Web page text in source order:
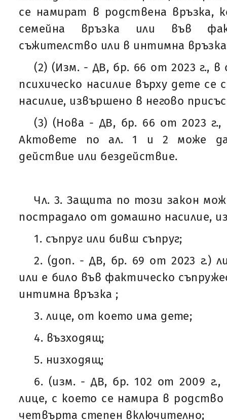
се намират в родствена връзка,
семейна връзка или във
съжителство или в интимна
(2) (Изм. - ДВ, бр. 66 от 2023 г., в
психическо насилие върху дете
насилие, извършено в негово
(3) (Нова - ДВ, бр. 66 от 2023 г.,
Актовете по ал. 1 и 2 може
действие или бездействие.
Чл. 3. Защита по този закон
пострадало от домашно насилие,
1. съпруг или бивш съпруг;
2. (доп. - ДВ, бр. 69 от 2023 г.)
или е било във фактическо
интимна връзка ;
3. лице, от което има дете;
4. възходящ;
5. низходящ;
6. (изм. - ДВ, бр. 102 от 2009 г.,
лице, с което се намира в
четвърта степен включително;